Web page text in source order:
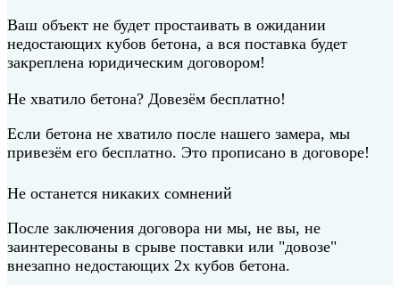
Ваш объект не будет простаивать в ожидании
недостающих кубов бетона, а вся поставка будет
закреплена юридическим договором!
Не хватило бетона? Довезём бесплатно!
Если бетона не хватило после нашего замера, мы
привезём его бесплатно. Это прописано в договоре!
Не останется никаких сомнений
После заключения договора ни мы, не вы, не
заинтересованы в срыве поставки или "довозе"
внезапно недостающих 2х кубов бетона.